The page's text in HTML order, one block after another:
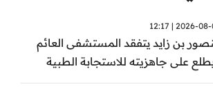
2026-08-07 |
بن زايد يتفقد المستشفى العائم
على جاهزيته للاستجابة الطبية